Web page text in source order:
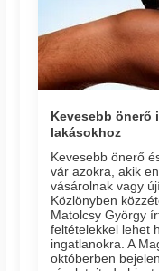
Kevesebb önerő
lakásokhoz
Kevesebb önerő
vár azokra, akik
vásárolnak vagy
Közlönyben
Matolcsy György
feltételekkel lehet
ingatlanokra. A
októberben